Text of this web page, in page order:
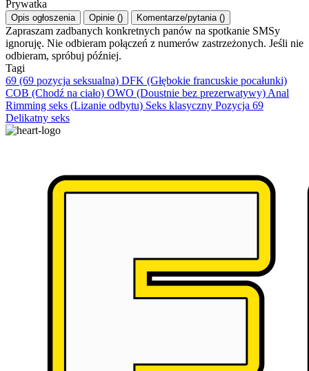
Prywatka
Opis ogłoszenia Opinie () Komentarze/pytania ()
Zapraszam zadbanych konkretnych panów na spotkanie SMSy
ignoruję. Nie odbieram połączeń z numerów zastrzeżonych. Jeśli nie
odbieram, spróbuj później.
Tagi
69 (69 pozycja seksualna) DFK (Głębokie francuskie pocałunki)
COB (Chodź na ciało) OWO (Doustnie bez prezerwatywy) Anal
Rimming seks (Lizanie odbytu) Seks klasyczny Pozycja 69
Delikatny seks